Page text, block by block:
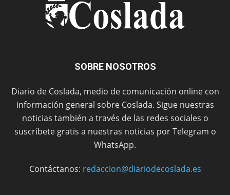
SOBRE NOSOTROS
Diario de Coslada, medio de comunicación online con
información general sobre Coslada. Sigue nuestras
noticias también a través de las redes sociales o
suscríbete gratis a nuestras noticias por Telegram o
WhatsApp.
Contáctanos: redaccion@diariodecoslada.es